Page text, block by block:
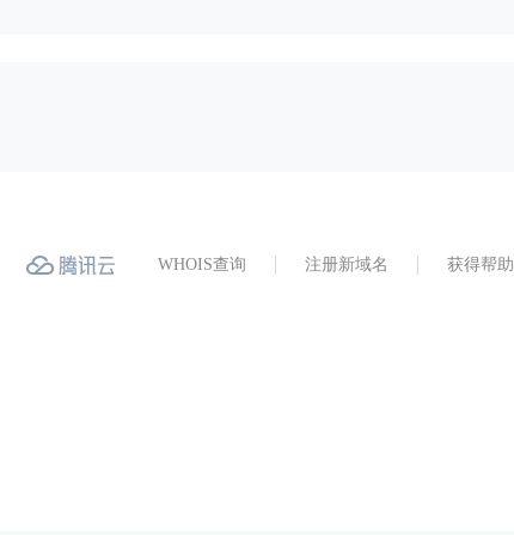
WHOIS查询 注册新域名 获得帮助